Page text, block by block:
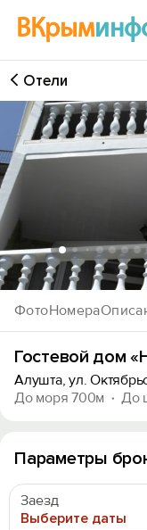
ВКрым
Войти
Избранное
История
Добавить
ФотоНомера
Отели
Гостевой дом
Алушта, ул.
До моря 700м
До
Параметры
Заезд
Выберите даты